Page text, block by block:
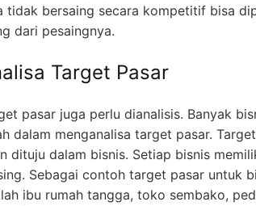
tidak bersaing secara kompetitif bisa
dari pesaingnya.
Target Pasar
pasar juga perlu dianalisis. Banyak
dalam menganalisa target pasar.
dituju dalam bisnis. Setiap bisnis
Sebagai contoh target pasar untuk
ibu rumah tangga, toko sembako,